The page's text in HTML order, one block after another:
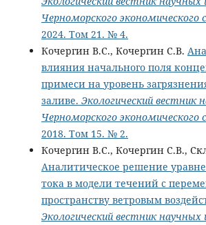
Черноморского экономического
2024. Том 21. № 4.
Кочергин В.С., Кочергин С.В.
влияния начального поля
примеси на уровень
заливе. Экологический вестник
Черноморского экономического
2018. Том 15. № 2.
Кочергин В.С., Кочергин С.В.,
Аналитическое решение
тока в модели течений с
пространству ветровым
Экологический вестник научных